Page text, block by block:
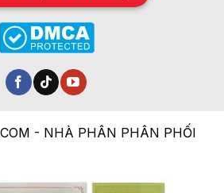
- NHÀ PHÂN PHÂN PHỐI